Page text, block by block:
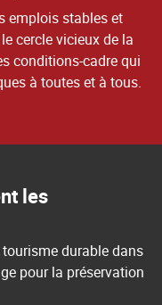
emplois stables et
cercle vicieux de la
conditions-cadre qui
à toutes et à tous.
les
durable dans
pour la préservation